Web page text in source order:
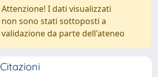
Attenzione! I dati visualizzati
non sono stati sottoposti a
validazione da parte dell'ateneo
Citazioni